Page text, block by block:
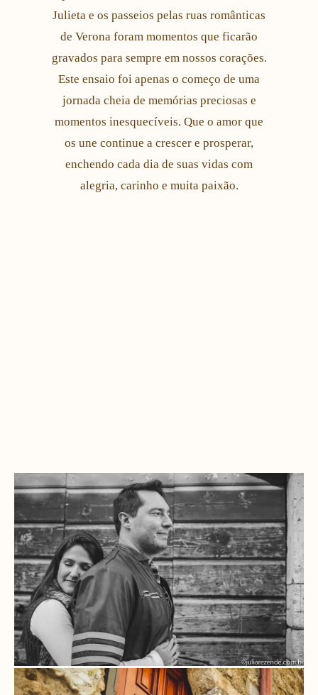
Julieta e os passeios pelas ruas românticas
de Verona foram momentos que ficarão
gravados para sempre em nossos corações.
Este ensaio foi apenas o começo de uma
jornada cheia de memórias preciosas e
momentos inesquecíveis. Que o amor que
os une continue a crescer e prosperar,
enchendo cada dia de suas vidas com
alegria, carinho e muita paixão.